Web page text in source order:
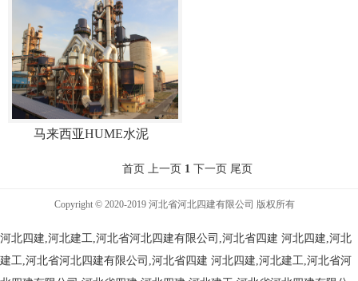
马来西亚HUME水泥
首页 上一页 1 下一页 尾页
Copyright © 2020-2019 河北省河北四建有限公司 版权所有
河北四建,河北建工,河北省河北四建有限公司,河北省四建 河北四建,河北
建工,河北省河北四建有限公司,河北省四建 河北四建,河北建工,河北省河